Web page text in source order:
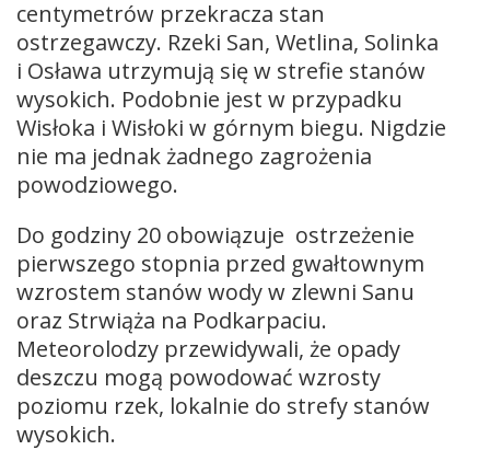
centymetrów przekracza stan
ostrzegawczy. Rzeki San, Wetlina, Solinka
i Osława utrzymują się w strefie stanów
wysokich. Podobnie jest w przypadku
Wisłoka i Wisłoki w górnym biegu. Nigdzie
nie ma jednak żadnego zagrożenia
powodziowego.
Do godziny 20 obowiązuje ostrzeżenie
pierwszego stopnia przed gwałtownym
wzrostem stanów wody w zlewni Sanu
oraz Strwiąża na Podkarpaciu.
Meteorolodzy przewidywali, że opady
deszczu mogą powodować wzrosty
poziomu rzek, lokalnie do strefy stanów
wysokich.